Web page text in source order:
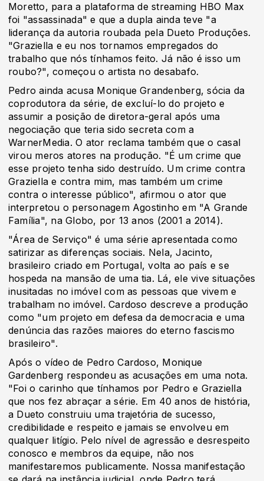
Moretto, para a plataforma de streaming HBO Max
foi "assassinada" e que a dupla ainda teve "a
liderança da autoria roubada pela Dueto Produções.
"Graziella e eu nos tornamos empregados do
trabalho que nós tínhamos feito. Já não é isso um
roubo?", começou o artista no desabafo.
Pedro ainda acusa Monique Grandenberg, sócia da
coprodutora da série, de excluí-lo do projeto e
assumir a posição de diretora-geral após uma
negociação que teria sido secreta com a
WarnerMedia. O ator reclama também que o casal
virou meros atores na produção. "É um crime que
esse projeto tenha sido destruído. Um crime contra
Graziella e contra mim, mas também um crime
contra o interesse público", afirmou o ator que
interpretou o personagem Agostinho em "A Grande
Família", na Globo, por 13 anos (2001 a 2014).
"Área de Serviço" é uma série apresentada como
satirizar as diferenças sociais. Nela, Jacinto,
brasileiro criado em Portugal, volta ao país e se
hospeda na mansão de uma tia. Lá, ele vive situações
inusitadas no imóvel com as pessoas que vivem e
trabalham no imóvel. Cardoso descreve a produção
como "um projeto em defesa da democracia e uma
denúncia das razões maiores do eterno fascismo
brasileiro".
Após o vídeo de Pedro Cardoso, Monique
Gardenberg respondeu as acusações em uma nota.
"Foi o carinho que tínhamos por Pedro e Graziella
que nos fez abraçar a série. Em 40 anos de história,
a Dueto construiu uma trajetória de sucesso,
credibilidade e respeito e jamais se envolveu em
qualquer litígio. Pelo nível de agressão e desrespeito
conosco e membros da equipe, não nos
manifestaremos publicamente. Nossa manifestação